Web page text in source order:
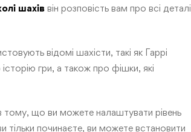
шахів він розповість вам про всі деталі
відомі шахісти, такі як Гаррі
гри, а також про фішки, які
що ви можете налаштувати рівень
тільки починаєте, ви можете встановити